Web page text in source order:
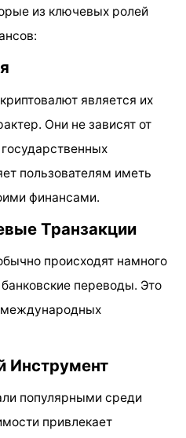
из ключевых ролей
является их
Они не зависят от
пользователям иметь
финансами.
Транзакции
происходят намного
переводы. Это
международных
Инструмент
популярными среди
привлекает